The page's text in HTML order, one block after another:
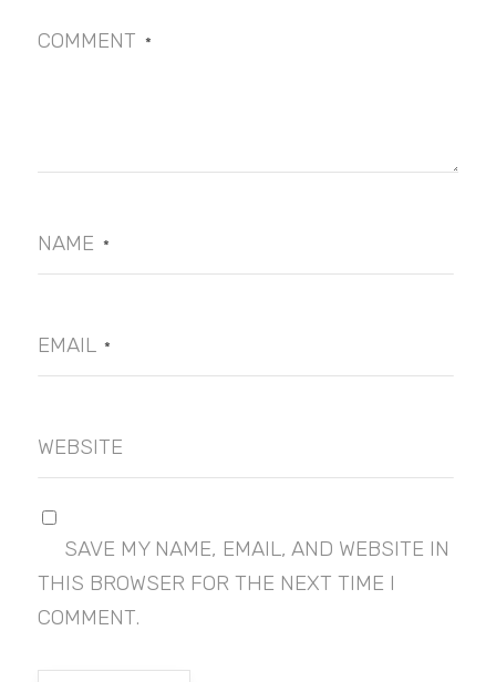
COMMENT *
NAME *
EMAIL *
WEBSITE
SAVE MY NAME, EMAIL, AND WEBSITE IN
THIS BROWSER FOR THE NEXT TIME I
COMMENT.